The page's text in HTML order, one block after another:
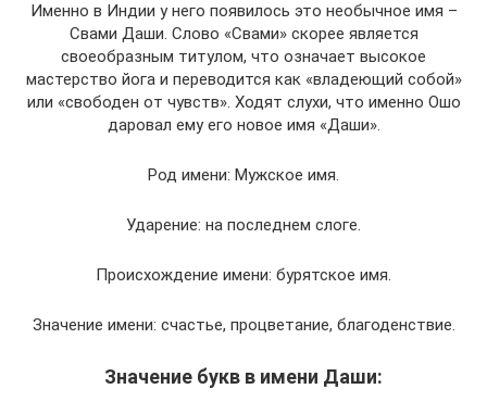
Именно в Индии у него появилось это необычное имя –
Свами Даши. Слово «Свами» скорее является
своеобразным титулом, что означает высокое
мастерство йога и переводится как «владеющий собой»
или «свободен от чувств». Ходят слухи, что именно Ошо
даровал ему его новое имя «Даши».
Род имени: Мужское имя.
Ударение: на последнем слоге.
Происхождение имени: бурятское имя.
Значение имени: счастье, процветание, благоденствие.
Значение букв в имени Даши: